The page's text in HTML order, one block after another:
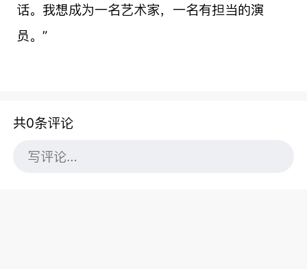
话。我想成为一名艺术家，一名有担当的演
员。”
共0条评论